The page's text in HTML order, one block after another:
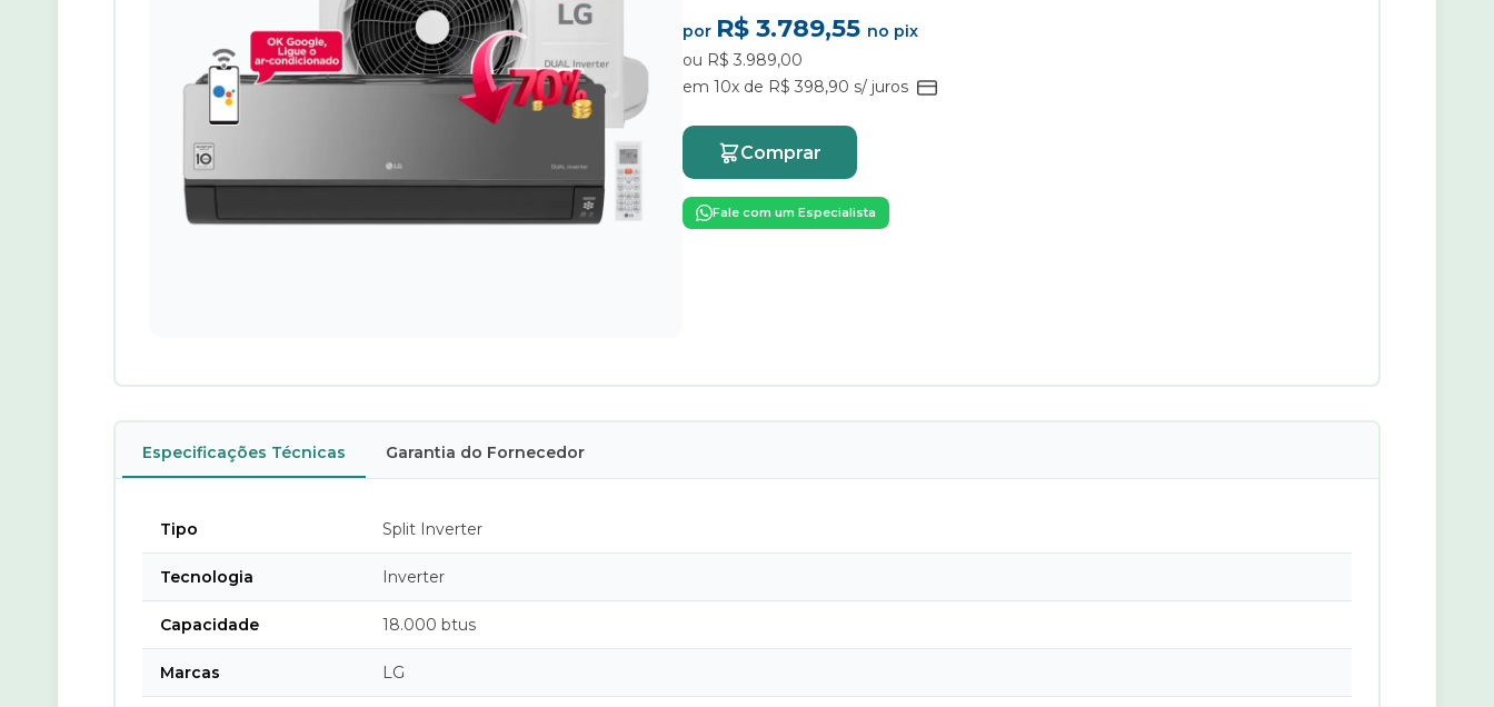
por R$ 3.789,55 no pix
ou R$ 3.989,00
em 10x de R$ 398,90 s/ juros
Comprar
Fale com um Especialista
Especificações Técnicas Garantia do Fornecedor
Tipo Split Inverter
Tecnologia Inverter
Capacidade 18.000 btus
Marcas LG